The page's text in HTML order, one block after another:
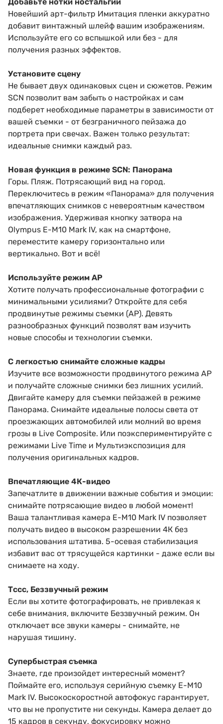
Новейший арт-фильтр Имитация пленки аккуратно
добавит винтажный шлейф вашим изображениям.
Используйте его со вспышкой или без - для
получения разных эффектов.
Установите сцену
Не бывает двух одинаковых сцен и сюжетов. Режим
SCN позволит вам забыть о настройках и сам
подберет необходимые параметры в зависимости от
вашей съемки - от безграничного пейзажа до
портрета при свечах. Важен только результат:
идеальные снимки каждый раз.
Новая функция в режиме SCN: Панорама
Горы. Пляж. Потрясающий вид на город.
Переключитесь в режим «Панорама» для получения
впечатляющих снимков с невероятным качеством
изображения. Удерживая кнопку затвора на
Olympus E-M10 Mark IV, как на смартфоне,
переместите камеру горизонтально или
вертикально. Вот и всё!
Используйте режим AP
Хотите получать профессиональные фотографии с
минимальными усилиями? Откройте для себя
продвинутые режимы съемки (AP). Девять
разнообразных функций позволят вам изучить
новые способы и технологии съемки.
С легкостью снимайте сложные кадры
Изучите все возможности продвинутого режима AP
и получайте сложные снимки без лишних усилий.
Двигайте камеру для съемки пейзажей в режиме
Панорама. Снимайте идеальные полосы света от
проезжающих автомобилей или молний во время
грозы в Live Composite. Или поэкспериментируйте с
режимами Live Time и Мультиэкспозиция для
получения оригинальных кадров.
Впечатляющие 4К-видео
Запечатлите в движении важные события и эмоции:
снимайте потрясающие видео в любой момент!
Ваша талантливая камера E-M10 Mark IV позволяет
получать видео в высоком разрешении 4К без
использования штатива. 5-осевая стабилизация
избавит вас от трясущейся картинки - даже если вы
снимаете на ходу.
Тссс, Беззвучный режим
Если вы хотите фотографировать, не привлекая к
себе внимания, включите Беззвучный режим. Он
отключает все звуки камеры - снимайте, не
нарушая тишину.
Супербыстрая съемка
Знаете, где произойдет интересный момент?
Поймайте его, используя серийную съемку E-M10
Mark IV. Высокоскоростной автофокус гарантирует,
что вы не пропустите ни секунды. Камера делает до
15 кадров в секунду, фокусировку можно